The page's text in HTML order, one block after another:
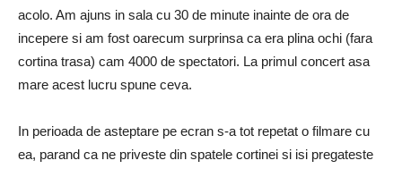
acolo. Am ajuns in sala cu 30 de minute inainte de ora de
incepere si am fost oarecum surprinsa ca era plina ochi (fara
cortina trasa) cam 4000 de spectatori. La primul concert asa
mare acest lucru spune ceva.
In perioada de asteptare pe ecran s-a tot repetat o filmare cu
ea, parand ca ne priveste din spatele cortinei si isi pregateste